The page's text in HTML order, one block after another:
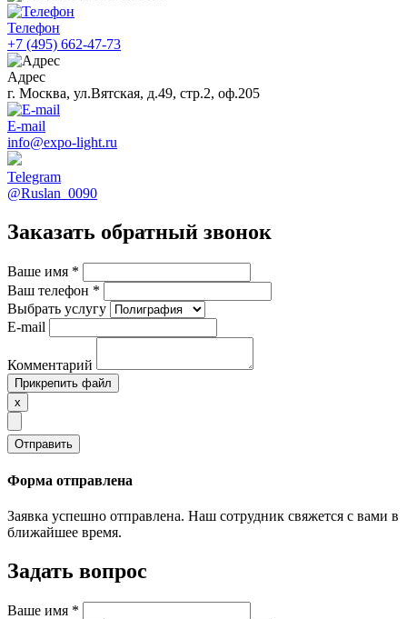
Телефон
+7 (495) 662-47-73
Адрес
г. Москва, ул.Вятская, д.49, стр.2, оф.205
E-mail
info@expo-light.ru
Telegram
@Ruslan_0090
Заказать обратный звонок
Ваше имя *
Ваш телефон *
Выбрать услугу
E-mail
Комментарий
Прикрепить файл
x
Отправить
Форма отправлена
Заявка успешно отправлена. Наш сотрудник свяжется с вами в
ближайшее время.
Задать вопрос
Ваше имя *